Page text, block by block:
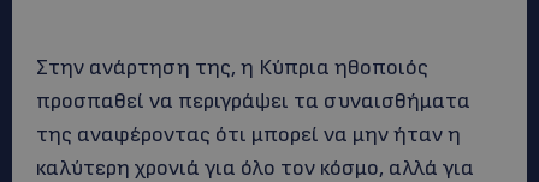
Στην ανάρτηση της, η Κύπρια ηθοποιός
προσπαθεί να περιγράψει τα συναισθήματα
της αναφέροντας ότι μπορεί να μην ήταν η
καλύτερη χρονιά για όλο τον κόσμο, αλλά για